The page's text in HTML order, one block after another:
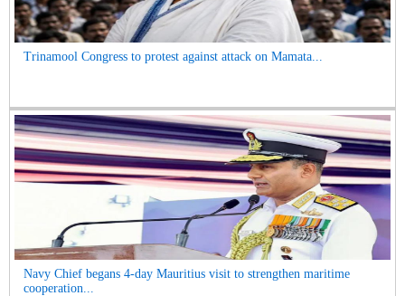
Trinamool Congress to protest against attack on Mamata...
Navy Chief begans 4-day Mauritius visit to strengthen maritime
cooperation...